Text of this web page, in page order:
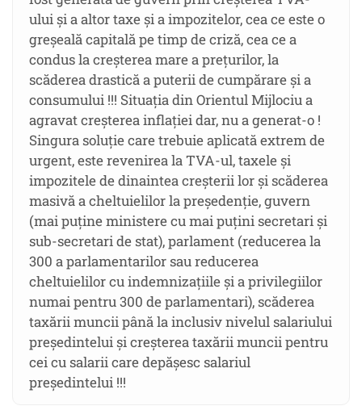
ului și a altor taxe și a impozitelor, cea ce este o
greșeală capitală pe timp de criză, cea ce a
condus la creșterea mare a prețurilor, la
scăderea drastică a puterii de cumpărare și a
consumului !!! Situația din Orientul Mijlociu a
agravat creșterea inflației dar, nu a generat-o !
Singura soluție care trebuie aplicată extrem de
urgent, este revenirea la TVA-ul, taxele și
impozitele de dinaintea creșterii lor și scăderea
masivă a cheltuielilor la președenție, guvern
(mai puține ministere cu mai puțini secretari și
sub-secretari de stat), parlament (reducerea la
300 a parlamentarilor sau reducerea
cheltuielilor cu indemnizațiile și a privilegiilor
numai pentru 300 de parlamentari), scăderea
taxării muncii până la inclusiv nivelul salariului
președintelui și creșterea taxării muncii pentru
cei cu salarii care depășesc salariul
președintelui !!!